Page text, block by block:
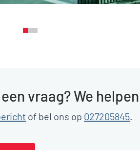
vraag? We
of bel ons op 027205845.